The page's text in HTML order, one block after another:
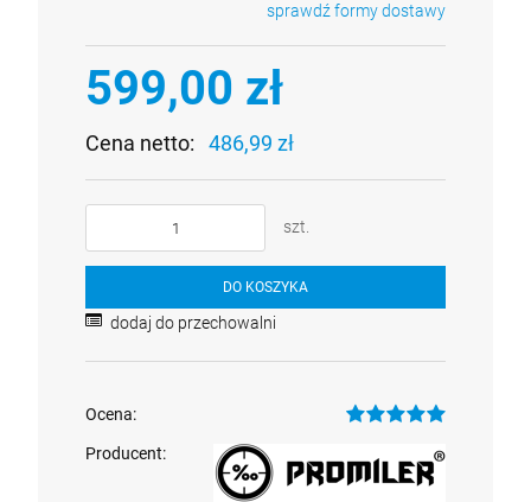
1 199,00 zł
szt.
Cena nie zawiera ewentualnych kosztów płatności
sprawdź formy dostawy
599,00 zł
Cena netto: 486,99 zł
szt.
DO KOSZYKA
dodaj do przechowalni
Ocena:
Producent: